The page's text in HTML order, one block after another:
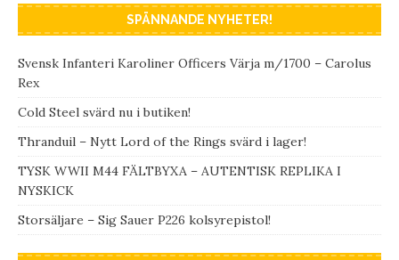
SPÄNNANDE NYHETER!
Svensk Infanteri Karoliner Officers Värja m/1700 – Carolus
Rex
Cold Steel svärd nu i butiken!
Thranduil – Nytt Lord of the Rings svärd i lager!
TYSK WWII M44 FÄLTBYXA – AUTENTISK REPLIKA I
NYSKICK
Storsäljare – Sig Sauer P226 kolsyrepistol!